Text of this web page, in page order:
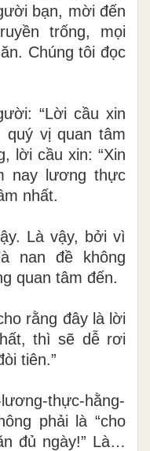
bạn, mời đến
trống, mọi
Chúng tôi đọc
“Lời cầu xin
quý vị quan tâm
lời cầu xin: “Xin
nay lương thực
nhất.
Là vậy, bởi vì
nan đề không
quan tâm đến.
rằng đây là lời
thì sẽ dễ rơi
tiên.”
thực-hằng-
phải là “cho
đủ ngày!” Là…